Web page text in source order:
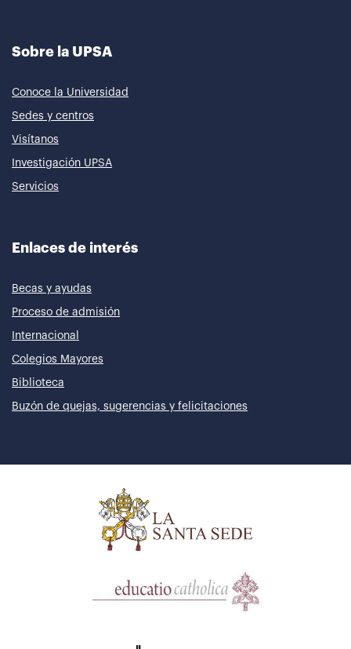
Sobre la UPSA
Conoce la Universidad
Sedes y centros
Visítanos
Investigación UPSA
Servicios
Enlaces de interés
Becas y ayudas
Proceso de admisión
Internacional
Colegios Mayores
Biblioteca
Buzón de quejas, sugerencias y felicitaciones